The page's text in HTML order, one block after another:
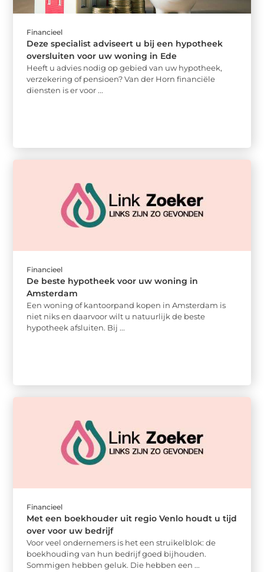
Financieel
Deze specialist adviseert u bij een hypotheek
oversluiten voor uw woning in Ede
Heeft u advies nodig op gebied van uw hypotheek,
verzekering of pensioen? Van der Horn financiële
diensten is er voor ...
Financieel
De beste hypotheek voor uw woning in
Amsterdam
Een woning of kantoorpand kopen in Amsterdam is
niet niks en daarvoor wilt u natuurlijk de beste
hypotheek afsluiten. Bij ...
Financieel
Met een boekhouder uit regio Venlo houdt u tijd
over voor uw bedrijf
Voor veel ondernemers is het een struikelblok: de
boekhouding van hun bedrijf goed bijhouden.
Sommigen hebben geluk. Die hebben een ...